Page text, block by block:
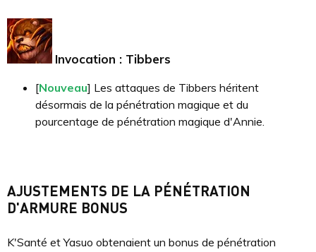
Invocation : Tibbers
[Nouveau] Les attaques de Tibbers héritent
désormais de la pénétration magique et du
pourcentage de pénétration magique d'Annie.
AJUSTEMENTS DE LA PÉNÉTRATION
D'ARMURE BONUS
K'Santé et Yasuo obtenaient un bonus de pénétration